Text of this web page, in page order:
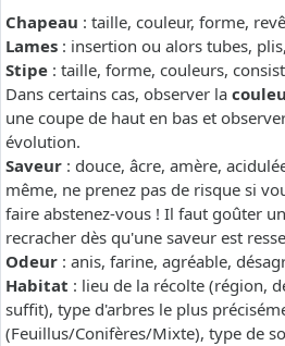
Chapeau : taille, couleur, forme,
Lames : insertion ou alors tubes,
Stipe : taille, forme, couleurs,
Dans certains cas, observer la
une coupe de haut en bas et
évolution.
Saveur : douce, âcre, amère,
même, ne prenez pas de risque si
faire abstenez-vous ! Il faut goûter
recracher dès qu'une saveur est
Odeur : anis, farine, agréable,
Habitat : lieu de la récolte (région,
suffit), type d'arbres le plus
(Feuillus/Conifères/Mixte), type de